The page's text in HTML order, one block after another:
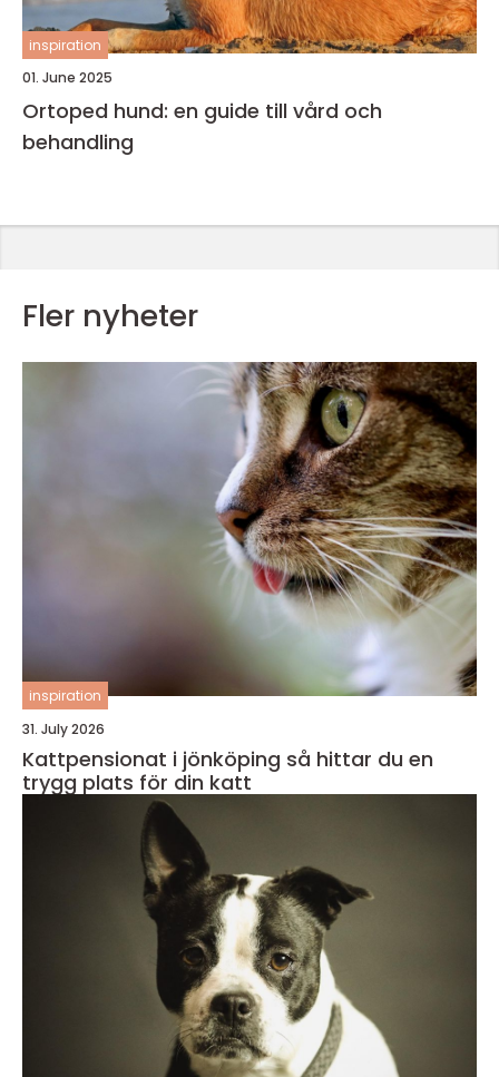
inspiration
01. June 2025
Ortoped hund: en guide till vård och
behandling
Fler nyheter
inspiration
31. July 2026
Kattpensionat i jönköping så hittar du en
trygg plats för din katt